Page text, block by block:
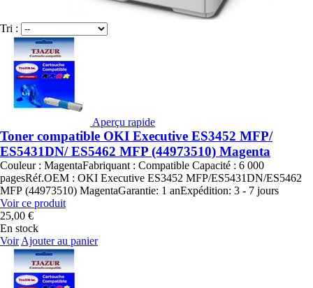
Tri :
Aperçu rapide
Toner compatible OKI Executive ES3452 MFP/
ES5431DN/ ES5462 MFP (44973510) Magenta
Couleur : MagentaFabriquant : Compatible Capacité : 6 000
pagesRéf.OEM : OKI Executive ES3452 MFP/ES5431DN/ES5462
MFP (44973510) MagentaGarantie: 1 anExpédition: 3 - 7 jours
Voir ce produit
25,00 €
En stock
Voir Ajouter au panier